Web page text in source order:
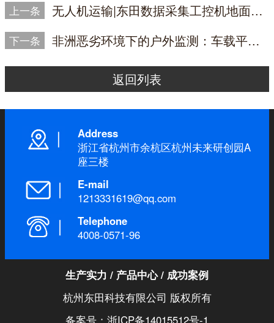
上一条 无人机运输|东田数据采集工控机地面工作站解决方案推荐
下一条 非洲恶劣环境下的户外监测：车载平板电脑高适应性方案
返回列表
Address
浙江省杭州市余杭区杭州未来研创园A
座三楼
E-mail
1213331619@qq.com
Telephone
4008-0571-96
生产实力 / 产品中心/ 成功案例
杭州东田科技有限公司 版权所有
备案号：浙ICP备14015512号-1